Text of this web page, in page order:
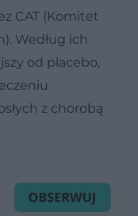
CAT (Komitet
Według ich
od placebo,
z chorobą